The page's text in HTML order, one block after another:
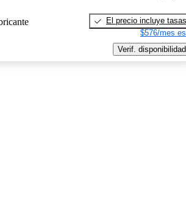
El precio incluye tasas
$576/mes
Verif. disponibilidad